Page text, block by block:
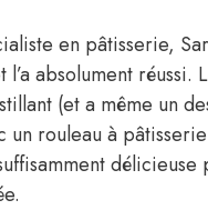
en pâtisserie,
absolument réussi.
(et a même un
un rouleau à
délicieuse